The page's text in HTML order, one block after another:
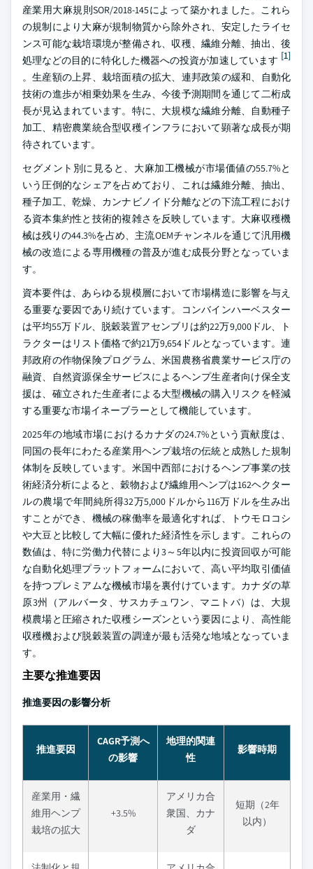
産業用大麻規則SOR/2018-145によって築かれました。これら
の規制により大麻が規制物質から除外され、安定したライセ
ンス可能な栽培環境が整備され、収穫、繊維分離、抽出、後
処理などの目的に特化した機器への投資が加速しています [1]
。生産額の上昇、栽培面積の拡大、連邦政策の緩和、自動化
技術の進歩が相乗効果を生み、今後予測期間を通じて二桁成
長が見込まれています。特に、大規模な繊維分離、自動種子
加工、精密農業統合型収穫インフラにおいて顕著な成長が期
待されています。
セグメント別に見ると、大麻加工機械が市場価値の55.7%と
いう圧倒的なシェアを占めており、これは繊維分離、抽出、
種子加工、乾燥、カンナビノイド分離などの下流工程におけ
る資本集約性と技術的複雑さを反映しています。大麻収穫機
械は残りの44.3%を占め、主流OEMチャンネルを通じて汎用機
械の改造による専用機種の普及が進む成長分野となっていま
す。
資本要件は、あらゆる規模層において市場構造に影響を与え
る重要な要因であり続けています。コンバインハーベスター
は平均55万ドル、脱穀装置アセンブリは約22万9,000ドル、ト
ラクターはリスト価格で約21万9,654ドルとなっています。連
邦政府の作物保険プログラム、米国農務省農業サービス庁の
融資、自然資源保全サービスによるヘンプ生産者向け保全支
援は、確立された生産者による大型機械の購入リスクを軽減
する重要な市場イネーブラーとして機能しています。
2025年の地域市場におけるカナダの24.7%という貢献度は、
同国の長年にわたる産業用ヘンプ栽培の伝統と成熟した規制
体制を反映しています。米国中西部におけるヘンプ事業の技
術経済分析によると、穀物および繊維用ヘンプは162ヘクター
ルの農場で年間純所得32万5,000ドルから116万ドルを生み出
すことができ、機械の稼働率を最適化すれば、トウモロコシ
や大豆と比較して大幅に優れた経済性を示します。これらの
数値は、特に労働力代替により3～5年以内に投資回収が可能
な自動化処理プラットフォームにおいて、高い平均取引価値
を持つプレミアムな機械市場を裏付けています。カナダの草
原3州（アルバータ、サスカチュワン、マニトバ）は、大規
模農場と圧縮された収穫シーズンという要因により、高性能
収穫機および脱穀装置の調達が最も活発な地域となっていま
す。
主要な推進要因
推進要因の影響分析
推進要因
CAGR予測へ
の影響
地理的関連
性
影響時期
産業用・繊
維用ヘンプ
栽培の拡大
+3.5%
アメリカ合
衆国、カナ
ダ
短期（2年
以内）